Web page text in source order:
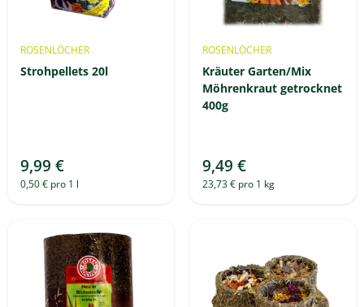
ROSENLÖCHER
Strohpellets 20l
9,99 €
0,50 € pro 1 l
ROSENLÖCHER
Kräuter Garten/Mix
Möhrenkraut getrocknet
400g
9,49 €
23,73 € pro 1 kg